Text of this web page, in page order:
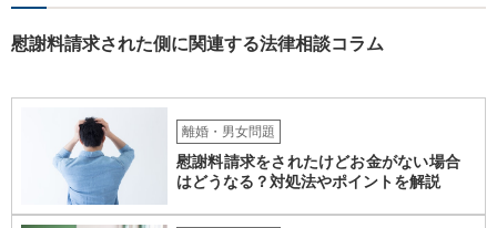
慰謝料請求された側に関連する法律相談コラム
離婚・男女問題
慰謝料請求をされたけどお金がない場合
はどうなる？対処法やポイントを解説